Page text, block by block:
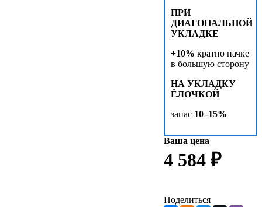
ПРИ
ДИАГОНАЛЬНОЙ
УКЛАДКЕ
+10% кратно пачке
в большую сторону
НА УКЛАДКУ
ЁЛОЧКОЙ
запас 10–15%
Ваша цена
4 584 ₽
Поделиться